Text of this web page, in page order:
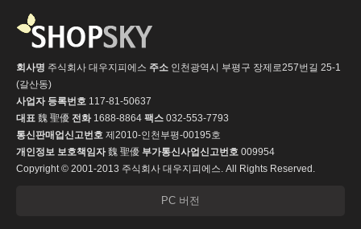
회사명 주식회사 대우지피에스 주소 인천광역시 부평구 장제로257번길 25-1
(갈산동)
사업자 등록번호 117-81-50637
대표 魏 聖優 전화1688-8864 팩스 032-553-7793
통신판매업신고번호 제2010-인천부평-00195호
개인정보 보호책임자魏 聖優 부가통신사업신고번호 009954
Copyright © 2001-2013 주식회사 대우지피에스. All Rights Reserved.
PC 버전